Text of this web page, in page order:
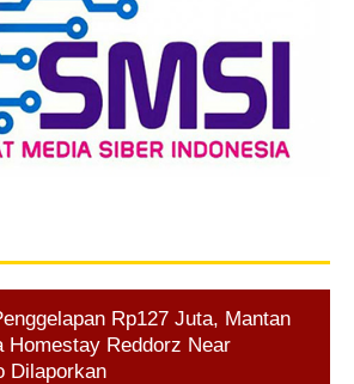
Rp127 Juta, Mantan
Homestay Reddorz Near
Dilaporkan